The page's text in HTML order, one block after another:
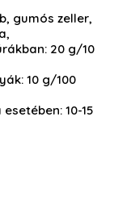
gumós zeller,
20 g/10
10 g/100
10-15